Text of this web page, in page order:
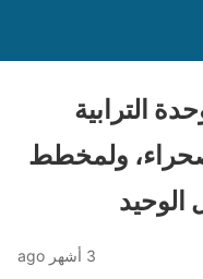
الترابية
ولمخطط
الوحيد
3 أشهر ago